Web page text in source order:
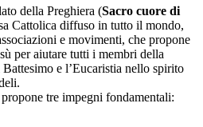
della Preghiera (Sacro cuore di
Cattolica diffuso in tutto il mondo,
e movimenti, che propone
per aiutare tutti i membri della
e l’Eucaristia nello spirito
tre impegni fondamentali: